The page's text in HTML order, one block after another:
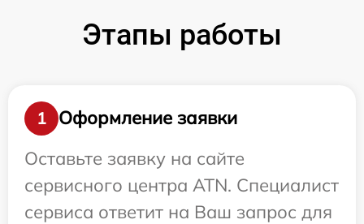
Этапы работы
1
Оформление заявки
Оставьте заявку на сайте
сервисного центра ATN. Специалист
сервиса ответит на Ваш запрос для